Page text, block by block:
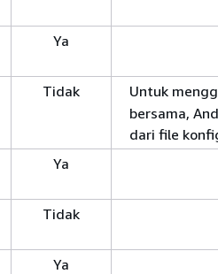
Ya
Tidak Untuk
bersama,
dari file
Ya
Tidak
Ya